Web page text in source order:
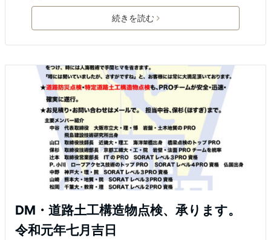
続きを読む
DM・道路土工構造物点検、承ります。
令和元年七月吉日